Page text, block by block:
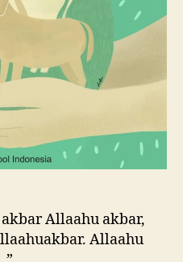
Allaahu akbar,
Allaahu